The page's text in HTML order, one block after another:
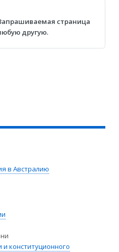
страница
другую.
в Австралию
конституционного